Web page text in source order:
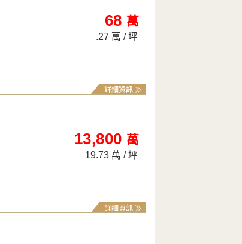
68 萬
.27 萬 / 坪
詳細資訊
13,800 萬
19.73 萬 / 坪
詳細資訊